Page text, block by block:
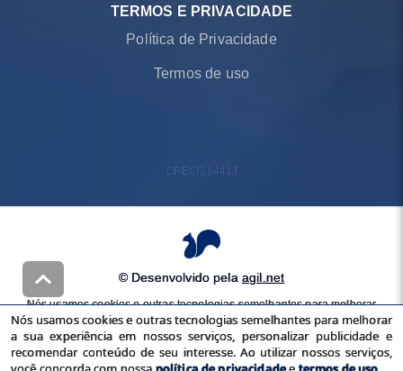
TERMOS E PRIVACIDADE
Política de Privacidade
Termos de uso
CRECI 26441J
© Desenvolvido pela agil.net
Nós usamos cookies e outras tecnologias semelhantes para melhorar
a sua experiência em nossos serviços, personalizar publicidade e
recomendar conteúdo de seu interesse. Ao utilizar nossos serviços,
você concorda com nossapolítica de privacidadeetermos de uso
Nós usamos cookies e outras tecnologias semelhantes para melhorar
a sua experiência em nossos serviços, personalizar publicidade e
recomendar conteúdo de seu interesse. Ao utilizar nossos serviços,